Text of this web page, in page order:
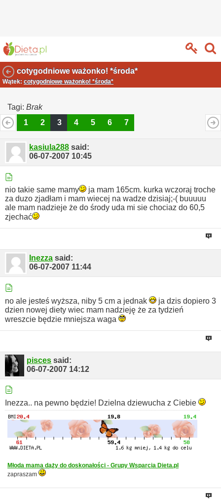
cotygodniowe ważonko! *środa*
Wątek: cotygodniowe ważonko! *środa*
Tagi: Brak
1
2 3 4 5 6 7
kasiula288 said:
06-07-2007 10:45
nio takie same mamy ja mam 165cm. kurka wczoraj troche
za duzo zjadłam i mam wiecej na wadze dzisiaj;-( buuuuu
ale mam nadzieje że do środy uda mi sie chociaz do 60,5
zjechać
Inezza said:
06-07-2007 11:44
no ale jesteś wyższa, niby 5 cm a jednak
ja dzis dopiero 3
dzien nowej diety wiec mam nadzieję że za tydzień
wreszcie będzie mniejsza waga
pisces said:
06-07-2007 14:12
Inezza.. na pewno będzie! Dzielna dziewucha z Ciebie
Młoda mama dąży do doskonałości - Grupy Wsparcia Dieta.pl
zapraszam